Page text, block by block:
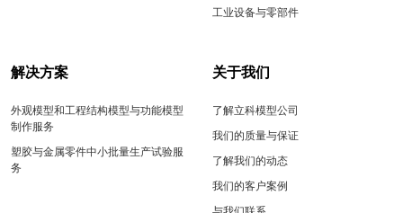
工业设备与零部件
解决方案
外观模型和工程结构模型与功能模型
制作服务
塑胶与金属零件中小批量生产试验服
务
关于我们
了解立科模型公司
我们的质量与保证
了解我们的动态
我们的客户案例